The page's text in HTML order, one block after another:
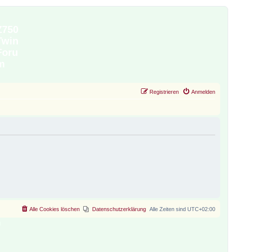
Anmelden
Registrieren
Alle Zeiten sind UTC+02:00
Datenschutzerklärung
Alle Cookies löschen